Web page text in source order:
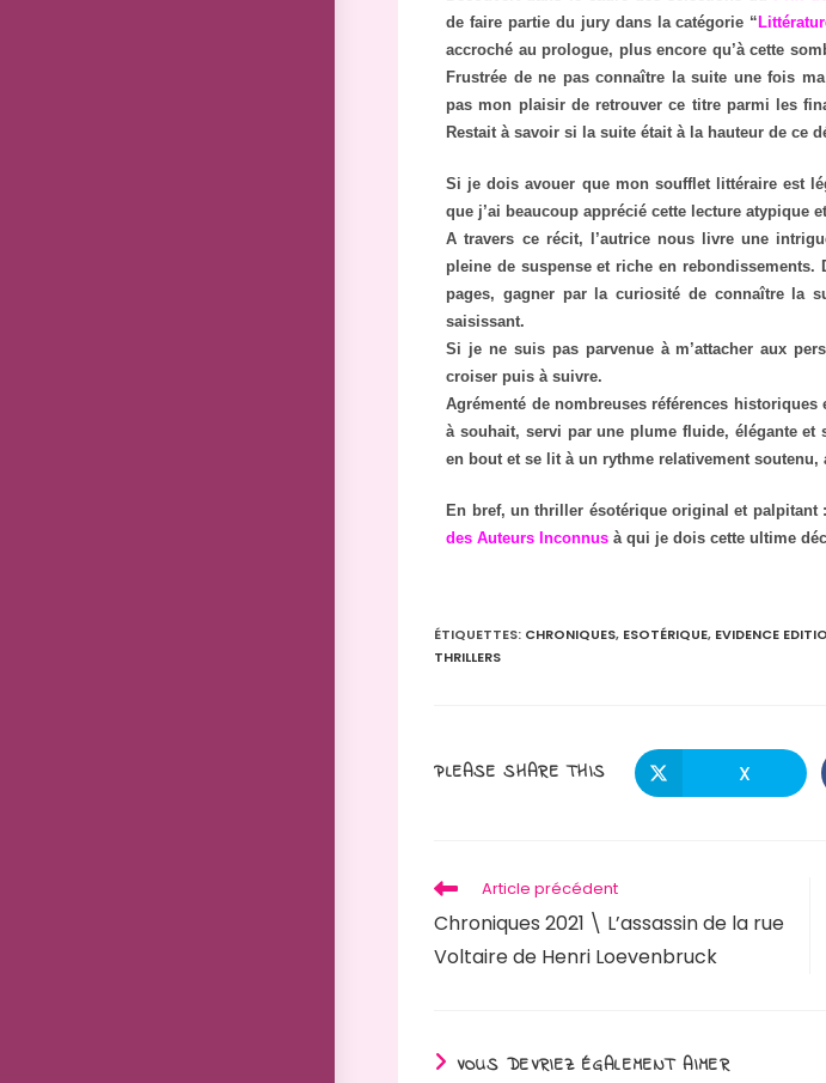
de faire partie du jury dans la catégorie “
accroché au prologue, plus encore qu’à cette
Frustrée de ne pas connaître la suite une fois
pas mon plaisir de retrouver ce titre parmi les
Restait à savoir si la suite était à la hauteur de ce
Si je dois avouer que mon soufflet littéraire est
que j’ai beaucoup apprécié cette lecture atypique
A travers ce récit, l’autrice nous livre une
pleine de suspense et riche en
pages, gagner par la curiosité de connaître la
saisissant.
Si je ne suis pas parvenue à m’attacher aux
croiser puis à suivre.
Agrémenté de nombreuses références
à souhait, servi par une plume fluide, élégante
en bout et se lit à un rythme relativement soutenu,
En bref, un thriller ésotérique original et palpitant
des Auteurs Inconnus à qui je dois cette ultime
ÉTIQUETTES: CHRONIQUES, ESOTÉRIQUE, EVIDENCE
THRILLERS
PLEASE SHARE THIS X
Article précédent
Chroniques 2021 \ L’assassin de la rue
Voltaire de Henri Loevenbruck
VOUS DEVRIEZ ÉGALEMENT AIMER